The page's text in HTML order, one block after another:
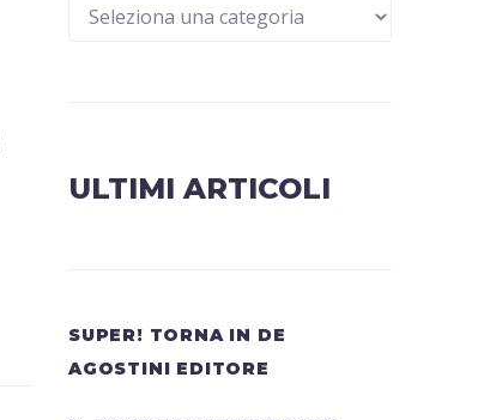
ULTIMI ARTICOLI
SUPER! TORNA IN DE
AGOSTINI EDITORE